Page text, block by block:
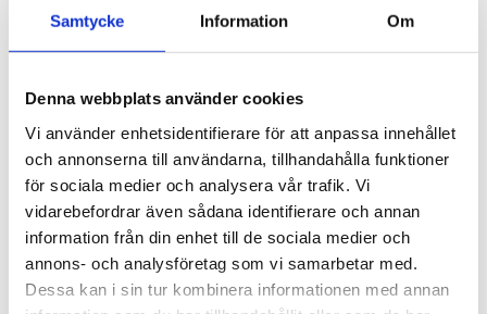
Samtycke Information Om
Denna webbplats använder cookies
Vi använder enhetsidentifierare för att anpassa innehållet
och annonserna till användarna, tillhandahålla funktioner
för sociala medier och analysera vår trafik. Vi
vidarebefordrar även sådana identifierare och annan
information från din enhet till de sociala medier och
annons- och analysföretag som vi samarbetar med.
Dessa kan i sin tur kombinera informationen med annan
körning och enkel
5 690kr